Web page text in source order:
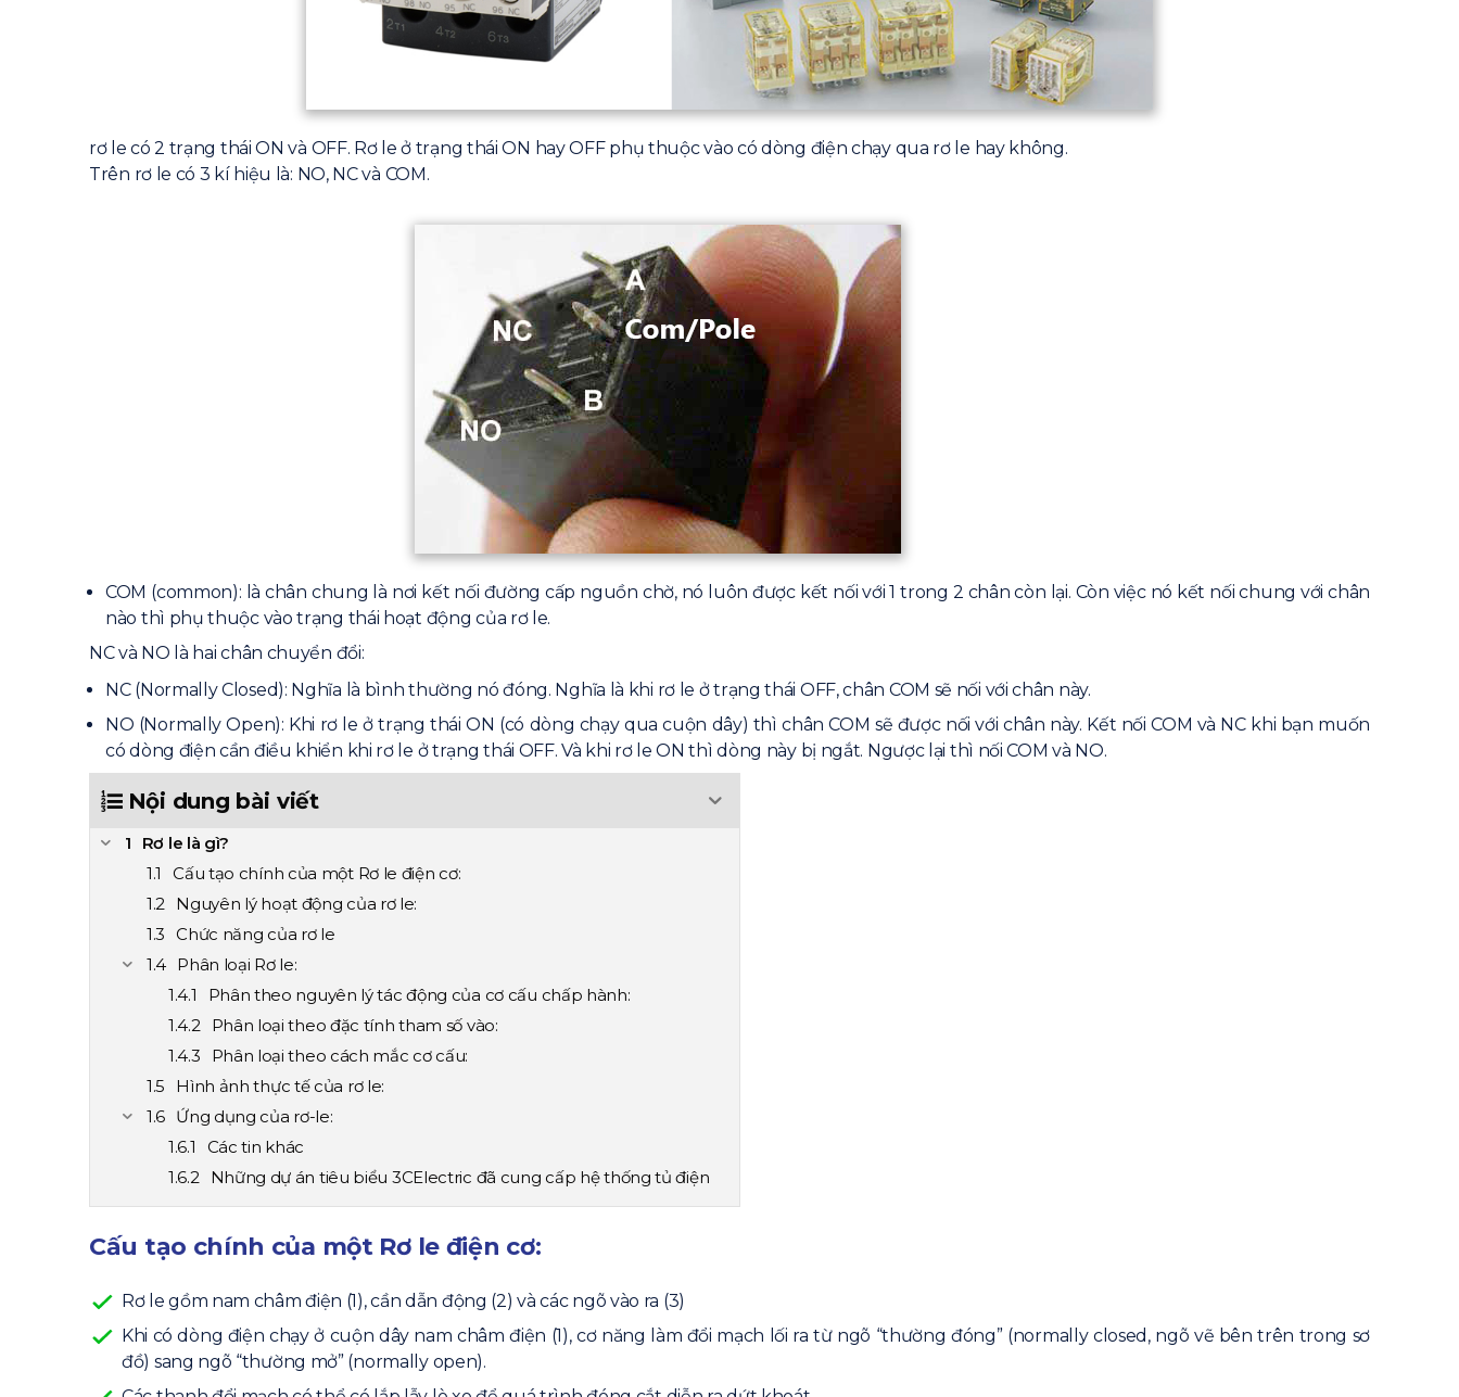
rơ le có 2 trạng thái ON và OFF. Rơ le ở trạng thái ON hay OFF phụ thuộc vào có dòng điện chạy qua rơ le hay không.
Trên rơ le có 3 kí hiệu là: NO, NC và COM.
COM (common): là chân chung là nơi kết nối đường cấp nguồn chờ, nó luôn được kết nối với 1 trong 2 chân còn lại. Còn việc nó kết nối chung với chân
nào thì phụ thuộc vào trạng thái hoạt động của rơ le.
NC và NO là hai chân chuyển đổi:
NC (Normally Closed): Nghĩa là bình thường nó đóng. Nghĩa là khi rơ le ở trạng thái OFF, chân COM sẽ nối với chân này.
NO (Normally Open): Khi rơ le ở trạng thái ON (có dòng chạy qua cuộn dây) thì chân COM sẽ được nối với chân này. Kết nối COM và NC khi bạn muốn
có dòng điện cần điều khiển khi rơ le ở trạng thái OFF. Và khi rơ le ON thì dòng này bị ngắt. Ngược lại thì nối COM và NO.
Nội dung bài viết
Rơ le là gì?
Cấu tạo chính của một Rơ le điện cơ:
Nguyên lý hoạt động của rơ le:
Chức năng của rơ le
Phân loại Rơ le:
Phân theo nguyên lý tác động của cơ cấu chấp hành:
Phân loại theo đặc tính tham số vào:
Phân loại theo cách mắc cơ cấu:
Hình ảnh thực tế của rơ le:
Ứng dụng của rơ-le:
Các tin khác
Những dự án tiêu biểu 3CElectric đã cung cấp hệ thống tủ điện
Cấu tạo chính của một Rơ le điện cơ:
Rơ le gồm nam châm điện (1), cần dẫn động (2) và các ngõ vào ra (3)
Khi có dòng điện chạy ở cuộn dây nam châm điện (1), cơ năng làm đổi mạch lối ra từ ngõ “thường đóng” (normally closed, ngõ vẽ bên trên trong sơ
đồ) sang ngõ “thường mở” (normally open).